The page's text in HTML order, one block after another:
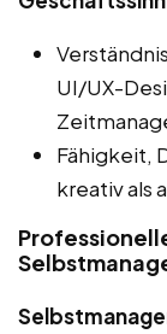
UI/UX-
Fähigkeit,
kreativ als